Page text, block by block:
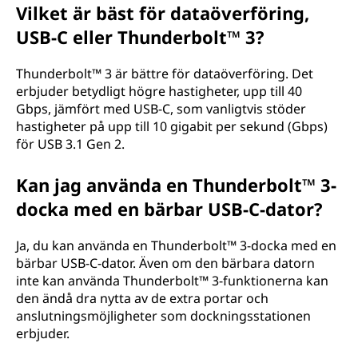
Vilket är bäst för dataöverföring,
USB-C eller Thunderbolt™ 3?
Thunderbolt™ 3 är bättre för dataöverföring. Det
erbjuder betydligt högre hastigheter, upp till 40
Gbps, jämfört med USB-C, som vanligtvis stöder
hastigheter på upp till 10 gigabit per sekund (Gbps)
för USB 3.1 Gen 2.
Kan jag använda en Thunderbolt™ 3-
docka med en bärbar USB-C-dator?
Ja, du kan använda en Thunderbolt™ 3-docka med en
bärbar USB-C-dator. Även om den bärbara datorn
inte kan använda Thunderbolt™ 3-funktionerna kan
den ändå dra nytta av de extra portar och
anslutningsmöjligheter som dockningsstationen
erbjuder.